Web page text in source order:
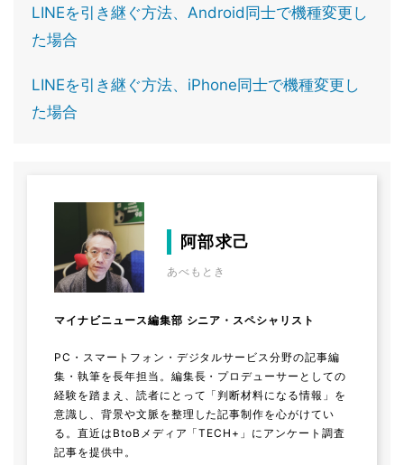
LINEを引き継ぐ方法、Android同士で機種変更し
た場合
LINEを引き継ぐ方法、iPhone同士で機種変更し
た場合
阿部求己
あべもとき
マイナビニュース編集部 シニア・スペシャリスト
PC・スマートフォン・デジタルサービス分野の記事編
集・執筆を長年担当。編集長・プロデューサーとしての
経験を踏まえ、読者にとって「判断材料になる情報」を
意識し、背景や文脈を整理した記事制作を心がけてい
る。直近はBtoBメディア「TECH+」にアンケート調査
記事を提供中。